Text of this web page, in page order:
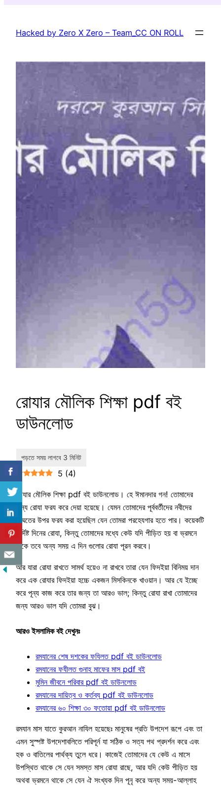
content
Hacked by Zero X Zero – Team_CC ON ROLL
রোযার মৌলিক শিক্ষা pdf বই
ডাউনলোড
5 (4)
রোযার মৌলিক শিক্ষা pdf বই ডাউনলোড। হে ঈমানদার গন! তোমাদের
জন্য রোযা ফরয করে দেয়া হয়েছে। যেমন তোমাদের পূর্ববর্তীদের নবীদের
উম্মতের উপর ফরয করা হয়েছিল যেন তোমরা পরহেযগার হতে পার। কয়েকটি
নির্দিষ্ট দিনের রোযা, কিন্তু তোমাদের মধ্যে কেউ যদি পীড়িত হয় বা ভ্রমনে
থাকে তবে অন্য সময় এ দিন গুলোর রোযা পূরন করবে।
আর যারা রোযা রাখতে সামর্থ হয়েও না রাখবে তারা যেন ফিদইয়া বিনিময় দান
করে এক রোযার ফিদইয়া হচ্চে একজন মিসকিনকে খাওয়ান। আর যে ইচ্ছে
করে পূন্য কাজ করে তার জন্য তা আরও ভাল; কিন্তু রোযা রাখা তোমাদের
জন্য আরও ভাল যদি তোমরা বুঝ।
আরও ইসলামিক বই দেখুনঃ
রমযানের শেষ দশকের ফযিলত pdf বই ডাউনলোড
রমযানের ফযীলত গুনাহ মাফের মাস pdf বই
মুমিন জীবনে পরিবার pdf বই ডাউনলোড
রমযানের দায়িত্ব ও কর্তব্য pdf বই ডাউনলোড
রমযানের ৬০ শিক্ষা ৩০ ফতোয়া pdf বই ডাউনলোড
রমযান মাস যাতে কুরআন নাযিল হয়েছেঃ মানুষের প্রতি উপদেশ রূপে এবং তা
এমন সুস্পষ্ট উপদেশাবলিতে পরিপূর্ন যা সঠিক ও সত্য পথ প্রদর্শন করে এবং
হক ও বাতিলের পার্থক্য তুলে ধরে। কাজেই তোমাদের যে কেউ এ মাসে
উপস্থিত থাকে সে যেন সমস্ত মাস রোযা রাছে, আর যদি কেউ পীড়িত হয়
অথবা ভ্রমনে থাকে সে যেন ঐ সংখ্যক দিন পূনৃ করে অন্য সময়-আল্লাহ